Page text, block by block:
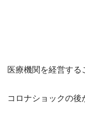
医療機関を経営する
コロナショックの後